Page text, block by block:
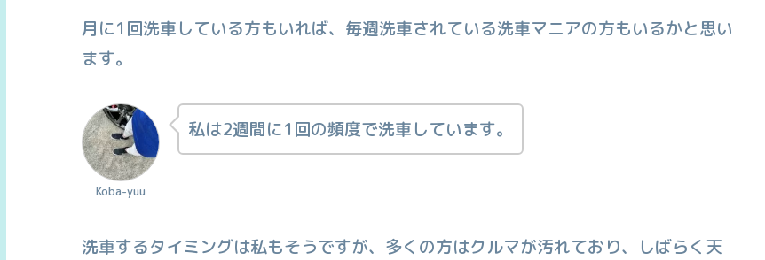
月に1回洗車している方もいれば、毎週洗車されている洗車マニアの方もいるかと思い
ます。
Koba-yuu
私は2週間に1回の頻度で洗車しています。
洗車するタイミングは私もそうですが、多くの方はクルマが汚れており、しばらく天